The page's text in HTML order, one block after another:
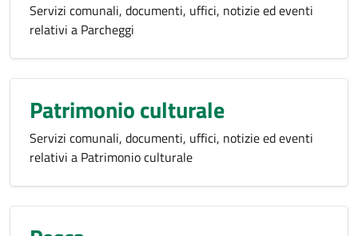
Servizi comunali, documenti, uffici, notizie ed eventi
relativi a Parcheggi
Patrimonio culturale
Servizi comunali, documenti, uffici, notizie ed eventi
relativi a Patrimonio culturale